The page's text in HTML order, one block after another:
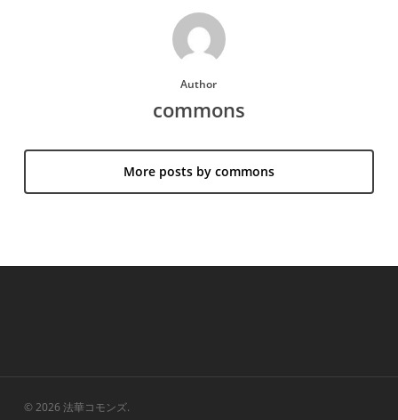
Author
commons
More posts by commons
© 2026 法華コモンズ.